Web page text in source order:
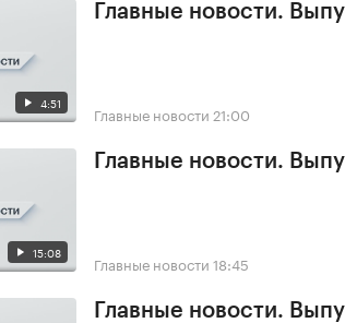
4:51
Главные новости.
Главные новости 21:00
15:08
Главные новости.
Главные новости 18:45
Главные новости.